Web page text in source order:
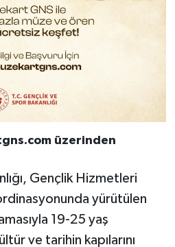
üzerinden
Gençlik Hizmetleri
yürütülen
19-25 yaş
ve tarihin kapılarını